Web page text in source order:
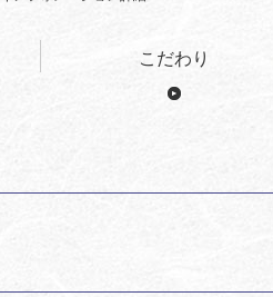
こだわり